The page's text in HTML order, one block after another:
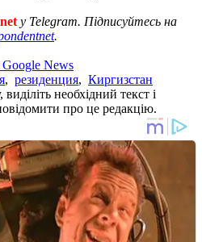
у Telegram. Підписуйтесь на
.
News
, резиденция, Киргизстан
необхідний текст і
про це редакцію.